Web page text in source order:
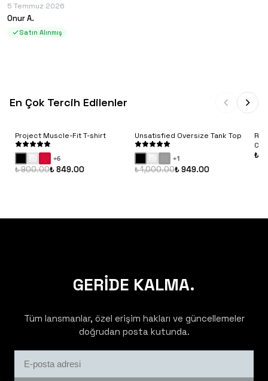
5 Temmuz 2026
Onur A.
Satın Alınmış
En Çok Tercih Edilenler
Project Muscle-Fit T-shirt
+6
₺ 900.00₺ 849.00
Unsatisfied Oversize Tank Top
+1
₺ 1,000.00₺ 949.00
₺
GERİDE KALMA.
Tüm lansmanlar, özel erişim hakları ve güncellemeler
doğrudan posta kutunda.